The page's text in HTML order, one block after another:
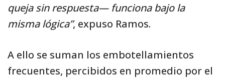
queja sin respuesta— funciona bajo la
misma lógica”, expuso Ramos.
A ello se suman los embotellamientos
frecuentes, percibidos en promedio por el